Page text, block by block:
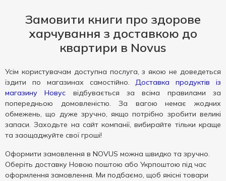
Замовити книги про здорове
харчування з доставкою до
квартири в Novus
Усім користувачам доступна послуга, з якою не доведеться
їздити по магазинах самостійно.Доставка продуктів із
магазину Новус відбувається за всіма правилами за
попередньою домовленістю. За вагою немає жодних
обмежень, що дуже зручно, якщо потрібно зробити великі
запаси. Заходьте на сайт компанії, вибирайте тільки краще
та заощаджуйте свої гроші!
Оформити замовлення в NOVUS можна швидко та зручно.
Оберіть доставку Новою поштою або Укрпоштою під час
оформлення замовлення. Ми подбаємо, щоб якісні товари